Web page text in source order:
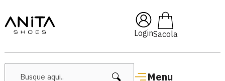
Login
Menu
Pai10